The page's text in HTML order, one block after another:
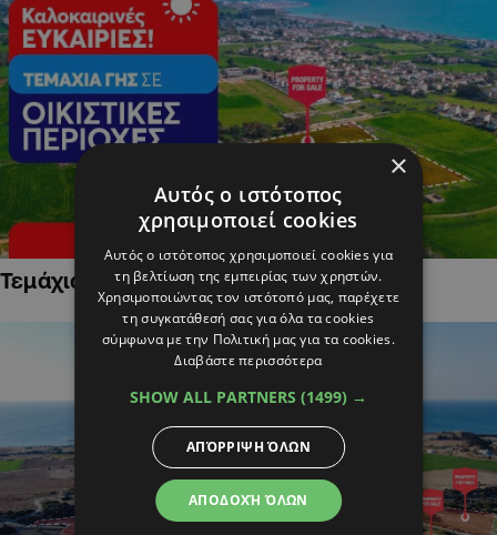
Τεμάχια Γης σε Οικιστικές Περιοχές
×
Αυτός ο ιστότοπος
χρησιμοποιεί cookies
Αυτός ο ιστότοπος χρησιμοποιεί cookies για
τη βελτίωση της εμπειρίας των χρηστών.
Χρησιμοποιώντας τον ιστότοπό μας, παρέχετε
τη συγκατάθεσή σας για όλα τα cookies
σύμφωνα με την Πολιτική μας για τα cookies.
Διαβάστε περισσότερα
SHOW ALL PARTNERS (1499) →
ΑΠΟΔΟΧΉ ΌΛΩΝ
ΑΠΌΡΡΙΨΗ ΌΛΩΝ